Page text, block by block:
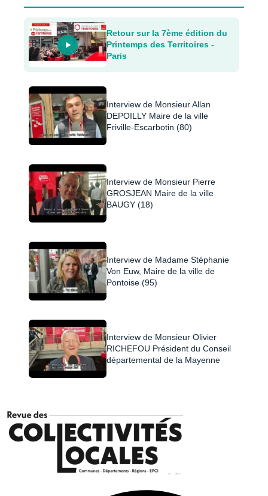
Retour sur la 7ème édition du
Printemps des Territoires -
Paris
Interview de Monsieur Allan
DEPOILLY Maire de la ville
Friville-Escarbotin (80)
Interview de Monsieur Pierre
GROSJEAN Maire de la ville
BAUGY (18)
Interview de Madame Stéphanie
Von Euw, Maire de la ville de
Pontoise (95)
Interview de Monsieur Olivier
RICHEFOU Président du Conseil
départemental de la Mayenne